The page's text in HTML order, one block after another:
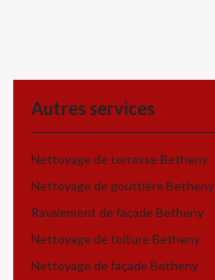
Autres services
Nettoyage de terrasse Betheny
Nettoyage de gouttière Betheny
Ravalement de façade Betheny
Nettoyage de toiture Betheny
Nettoyage de façade Betheny